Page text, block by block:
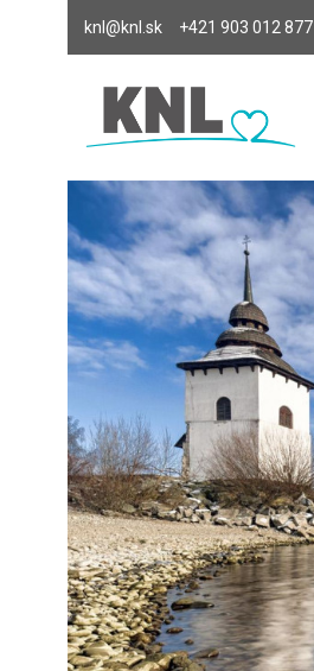
knl@knl.sk +421 903 012 877